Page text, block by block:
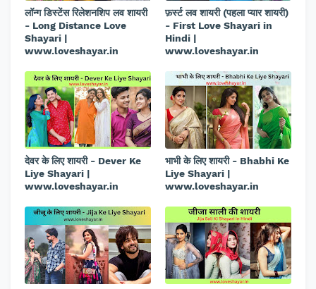
लॉन्ग डिस्टेंस रिलेशनशिप लव शायरी
- Long Distance Love
Shayari |
www.loveshayar.in
फ़र्स्ट लव शायरी (पहला प्यार शायरी)
- First Love Shayari in
Hindi |
www.loveshayar.in
देवर के लिए शायरी - Dever Ke
Liye Shayari |
www.loveshayar.in
भाभी के लिए शायरी - Bhabhi Ke
Liye Shayari |
www.loveshayar.in